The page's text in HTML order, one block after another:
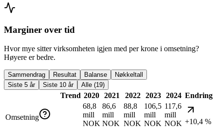
Marginer over tid
Hvor mye sitter virksomheten igjen med per krone i omsetning?
Høyere er bedre.
Sammendrag Resultat Balanse
Nøkkeltall
Siste 5 år
Siste 10 år Alle (19)
Trend 2020 2021 2022 2023 2024 Endring
Omsetning
68,8
mill
NOK
86,6
mill
NOK
88,8
mill
NOK
106,5
mill
NOK
117,6
mill
NOK +10,4 %